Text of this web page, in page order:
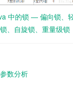
中的锁 — 偏向锁、
、自旋锁、重量级锁
数分析